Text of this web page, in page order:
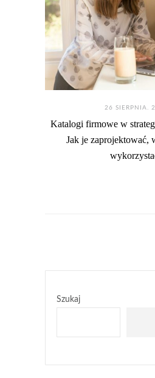
26 SIERPNIA.
Katalogi firmowe w
Jak je zaprojektować,
Szukaj